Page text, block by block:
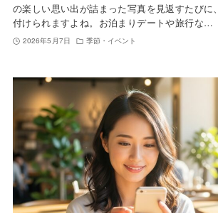
の楽しい思い出が詰まった写真を見返すたびに
付けられますよね。お泊まりデートや旅行な…
2026年5月7日 季節・イベント